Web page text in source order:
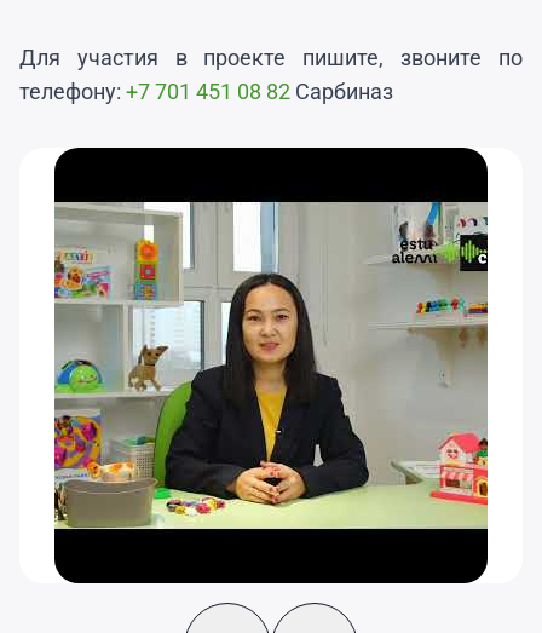
Для участия в проекте пишите, звоните по
телефону: +7 701 451 08 82 Сарбиназ